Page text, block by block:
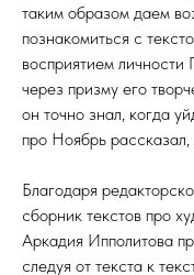
таким образом даем
познакомиться с
восприятием личности
через призму его
он точно знал, когда
про Ноябрь рассказал,
Благодаря
сборник текстов про
Аркадия Ипполитова
следуя от текста к